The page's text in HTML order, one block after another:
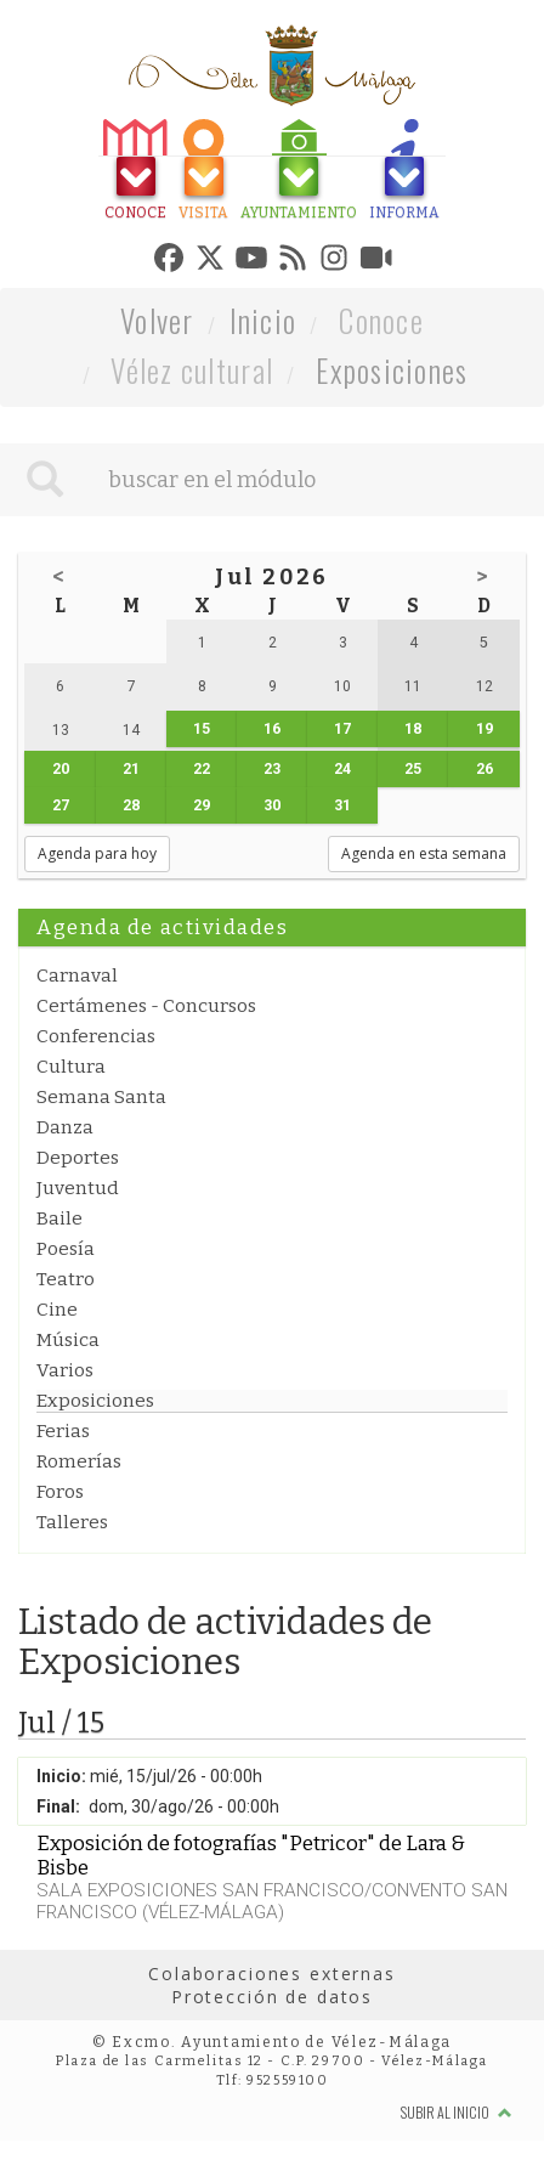
CONOCE VISITA AYUNTAMIENTO INFORMA
Volver Inicio
Conoce
Vélez cultural
Exposiciones
< Jul 2026 >
L M X J V S D
1 2 3 4 5
6 7 8 9 10 11 12
13 14 15 16 17 18 19
20 21 22 23 24 25 26
27 28 29 30 31
Agenda para hoy Agenda en esta semana
Agenda de actividades
Carnaval
Certámenes - Concursos
Conferencias
Cultura
Semana Santa
Danza
Deportes
Juventud
Baile
Poesía
Teatro
Cine
Música
Varios
Exposiciones
Ferias
Romerías
Foros
Talleres
Listado de actividades de
Exposiciones
Jul / 15
Inicio: mié, 15/jul/26 - 00:00h
Final: dom, 30/ago/26 - 00:00h
Exposición de fotografías "Petricor" de Lara &
Bisbe
SALA EXPOSICIONES SAN FRANCISCO/CONVENTO SAN
FRANCISCO (VÉLEZ-MÁLAGA)
Colaboraciones externas
Protección de datos
© Excmo. Ayuntamiento de Vélez-Málaga
Plaza de las Carmelitas 12 - C.P. 29700 - Vélez-Málaga
Tlf: 952559100
SUBIR AL INICIO